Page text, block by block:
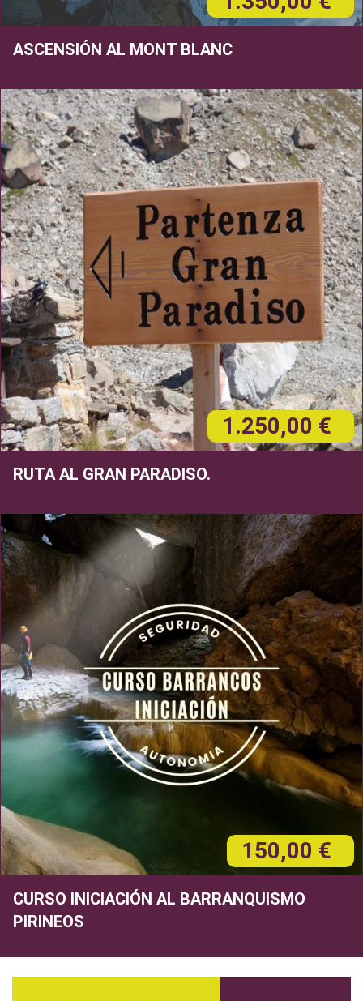
ASCENSIÓN AL MONT BLANC
1.250,00 €
RUTA AL GRAN PARADISO.
150,00 €
CURSO INICIACIÓN AL BARRANQUISMO
PIRINEOS